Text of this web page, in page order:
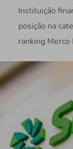
Instituição
posição na
ranking Merco